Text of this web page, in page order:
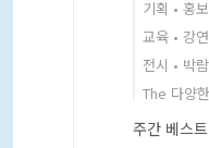
기획 • 홍
교육 • 강
전시 • 박
The 다양
주간 베스트